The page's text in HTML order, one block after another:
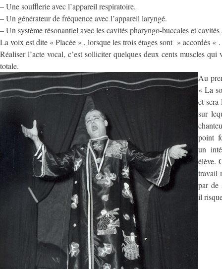
– Une soufflerie avec l’appareil respiratoire.
– Un générateur de fréquence avec l’appareil laryngé.
– Un système résonantiel avec les cavités pharyngo-buccales et cavités
La voix est dite « Placée » , lorsque les trois étages sont » accordés « .
Réaliser l’acte vocal, c’est solliciter quelques deux cents muscles
totale.
Au
« La
et sera
sur
point
un
élève.
travail
par de
il